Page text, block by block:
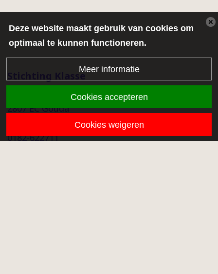
Stichting Klasse
Middenmolenlaan 68a
2807 EC Gouda
info@stichtingklasse.nl
0182-622711
Deze website maakt gebruik van cookies om
optimaal te kunnen functioneren.
Meer informatie
Cookies accepteren
Cookies weigeren